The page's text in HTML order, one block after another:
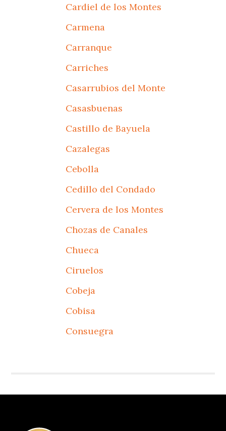
Cardiel de los Montes
Carmena
Carranque
Carriches
Casarrubios del Monte
Casasbuenas
Castillo de Bayuela
Cazalegas
Cebolla
Cedillo del Condado
Cervera de los Montes
Chozas de Canales
Chueca
Ciruelos
Cobeja
Cobisa
Consuegra